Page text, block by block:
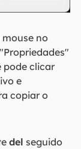
no
pode clicar
e
copiar o
del seguido